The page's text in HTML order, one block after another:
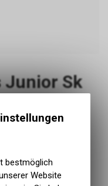
Junior Sk
bestmöglich
Website